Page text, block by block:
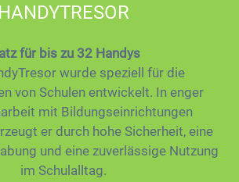
HANDYTRESOR
für bis zu 32 Handys
wurde speziell für die
von Schulen entwickelt. In enger
mit Bildungseinrichtungen
er durch hohe Sicherheit, eine
und eine zuverlässige Nutzung
im Schulalltag.